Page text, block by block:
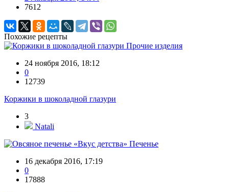
7612
Похожие рецепты
Прочие изделия
24 ноября 2016, 18:12
0
12739
Коржики в шоколадной глазури
3
Natali
Печенье
16 декабря 2016, 17:19
0
17888